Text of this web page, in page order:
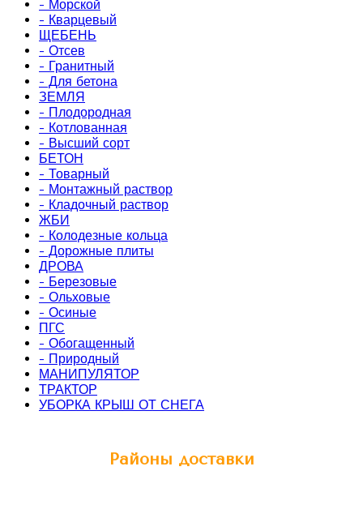
- Морской
- Кварцевый
ЩЕБЕНЬ
- Отсев
- Гранитный
- Для бетона
ЗЕМЛЯ
- Плодородная
- Котлованная
- Высший сорт
БЕТОН
- Товарный
- Монтажный раствор
- Кладочный раствор
ЖБИ
- Колодезные кольца
- Дорожные плиты
ДРОВА
- Березовые
- Ольховые
- Осиные
ПГС
- Обогащенный
- Природный
МАНИПУЛЯТОР
ТРАКТОР
УБОРКА КРЫШ ОТ СНЕГА
Районы доставки